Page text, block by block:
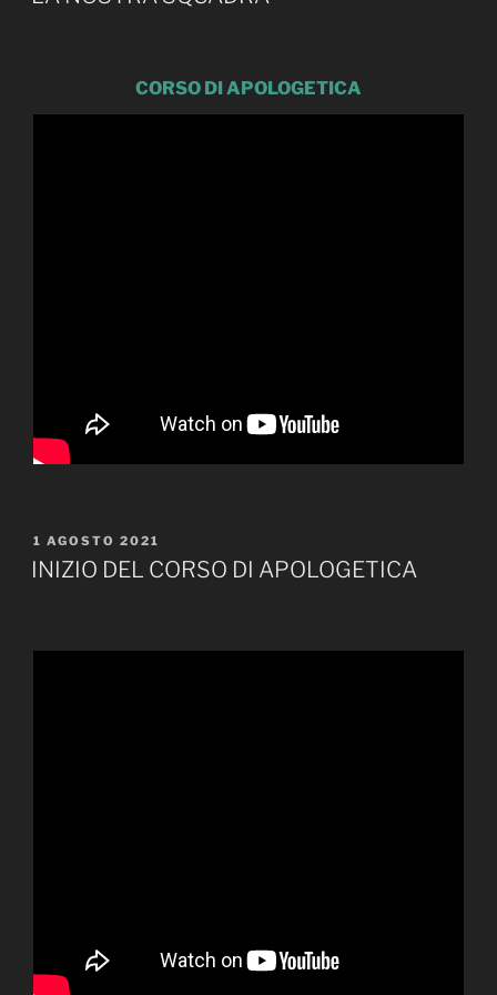
CORSO DI APOLOGETICA
PUBBLICATO
IL
1 AGOSTO 2021
INIZIO DEL CORSO DI APOLOGETICA